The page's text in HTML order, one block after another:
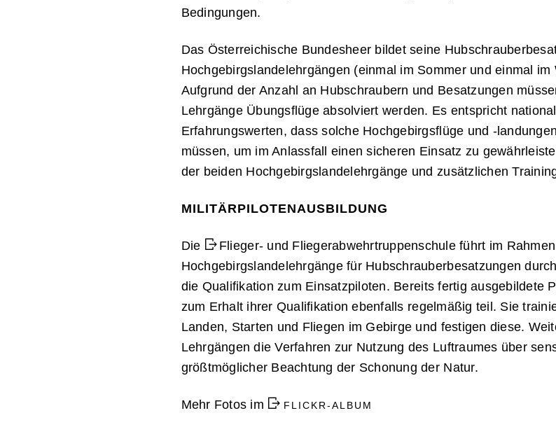
Bedingungen.
Das Österreichische Bundesheer bildet seine
Hochgebirgslandelehrgängen (einmal im Sommer und einmal
Aufgrund der Anzahl an Hubschraubern und Besatzungen
Lehrgänge Übungsflüge absolviert werden. Es entspricht
Erfahrungswerten, dass solche Hochgebirgsflüge und -
müssen, um im Anlassfall einen sicheren Einsatz zu
der beiden Hochgebirgslandelehrgänge und zusätzlichen
MILITÄRPILOTENAUSBILDUNG
Die Flieger- und Fliegerabwehrtruppenschuleführt im
Hochgebirgslandelehrgänge für Hubschrauberbesatzungen
die Qualifikation zum Einsatzpiloten. Bereits fertig ausgebildete
zum Erhalt ihrer Qualifikation ebenfalls regelmäßig teil. Sie
Landen, Starten und Fliegen im Gebirge und festigen diese.
Lehrgängen die Verfahren zur Nutzung des Luftraumes über
größtmöglicher Beachtung der Schonung der Natur.
Mehr Fotos im FLICKR-ALBUM